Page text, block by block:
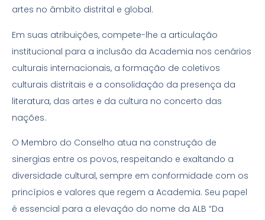
artes no âmbito distrital e global.
Em suas atribuições, compete-lhe a articulação
institucional para a inclusão da Academia nos cenários
culturais internacionais, a formação de coletivos
culturais distritais e a consolidação da presença da
literatura, das artes e da cultura no concerto das
nações.
O Membro do Conselho atua na construção de
sinergias entre os povos, respeitando e exaltando a
diversidade cultural, sempre em conformidade com os
princípios e valores que regem a Academia. Seu papel
é essencial para a elevação do nome da ALB “Da